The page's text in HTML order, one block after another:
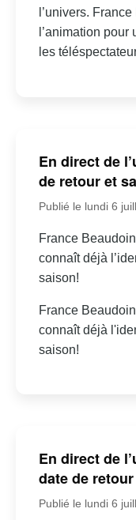
l’univers.
l’animation
les
En direct de
de retour et
Publié le lundi 6
France
connaît déjà
saison!
France
connaît déjà
saison!
En direct de
date de
Publié le lundi 6